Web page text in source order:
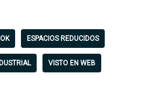
ESPACIOS REDUCIDOS
VISTO EN WEB